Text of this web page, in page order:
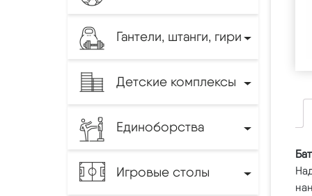
Гантели, штанги, гири
Детские комплексы
Единоборства
Игровые столы